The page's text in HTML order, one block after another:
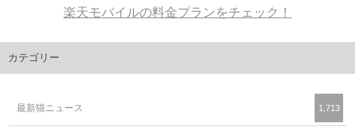
楽天モバイルの料金プランをチェック！
カテゴリー
最新猫ニュース 1,713